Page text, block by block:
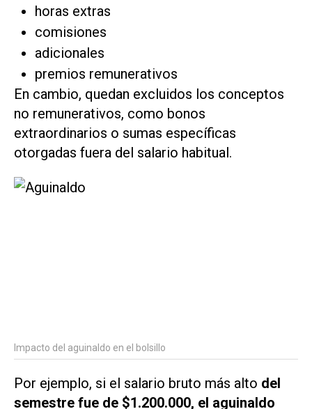
horas extras
comisiones
adicionales
premios remunerativos
En cambio, quedan excluidos los conceptos
no remunerativos, como bonos
extraordinarios o sumas específicas
otorgadas fuera del salario habitual.
Impacto del aguinaldo en el bolsillo
Por ejemplo, si el salario bruto más alto del
semestre fue de $1.200.000, el aguinaldo